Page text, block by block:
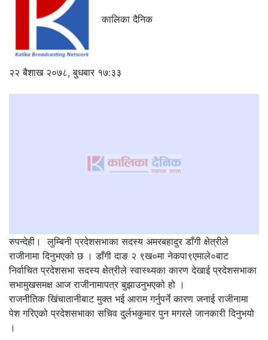
कालिका दैनिक
२२ बैशाख २०७८, बुधबार १७:३३
रुपन्देही। लुम्बिनी प्रदेशसभाका सदस्य अमरबहादुर डाँगी क्षेत्रीले
राजीनामा दिनुभएको छ । डाँगी दाङ २ ९ख०मा नेकपा९एमाले०बाट
निर्वाचित प्रदेशसभा सदस्य क्षेत्रीले स्वास्थ्यका कारण देखाई प्रदेशसभाका
सभामुखसमक्ष आज राजीनामापत्र बुझाउनुभएको हो ।
राजनीतिक खिंचातानीबाट मुक्त भई आराम गर्नुपर्ने कारण जनाई राजीनामा
पेश गरिएको प्रदेशसभाका सचिव दुर्लभकुमार पुन मगरले जानकारी दिनुभयो
।